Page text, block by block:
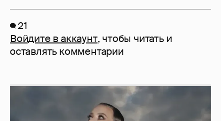
21
Войдите в аккаунт, чтобы читать и
оставлять комментарии